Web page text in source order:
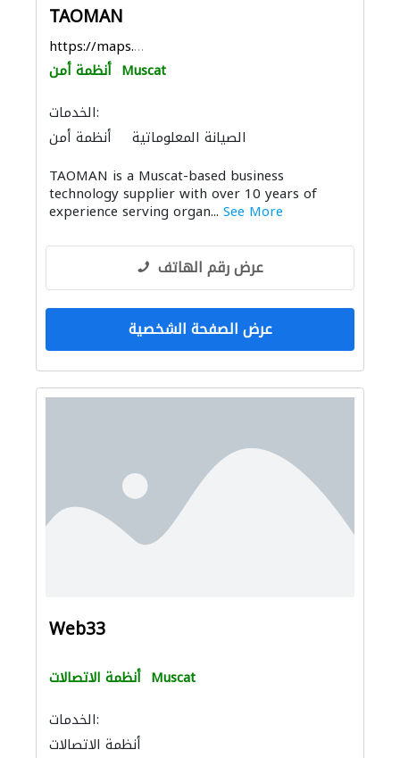
TAOMAN
https://maps.app.goo.gl/N8NdwWgmgNARRM4LA
أنظمة أمن Muscat
الخدمات:
أنظمة أمن
الصيانة المعلوماتية
أنظمة الاتصالات
TAOMAN is a Muscat-based business
technology supplier with over 10 years of
experience serving organ... See More
عرض رقم الهاتف
عرض الصفحة الشخصية
Web33
أنظمة الاتصالات Muscat
الخدمات:
أنظمة الاتصالات